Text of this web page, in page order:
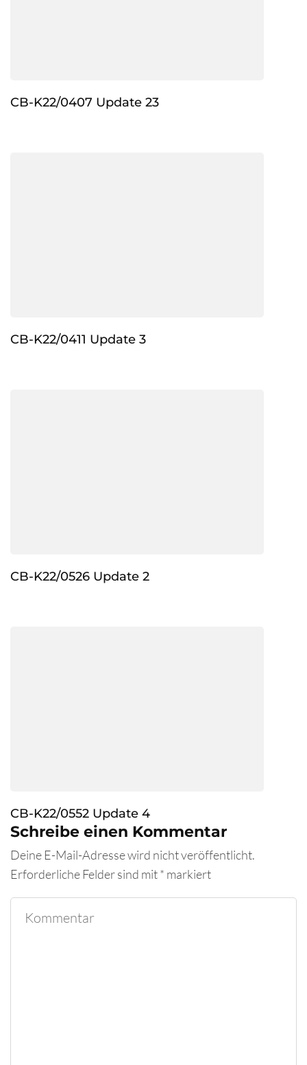
CB-K22/0407 Update 23
CB-K22/0411 Update 3
CB-K22/0526 Update 2
CB-K22/0552 Update 4
Schreibe einen Kommentar
Deine E-Mail-Adresse wird nicht veröffentlicht.
Erforderliche Felder sind mit* markiert